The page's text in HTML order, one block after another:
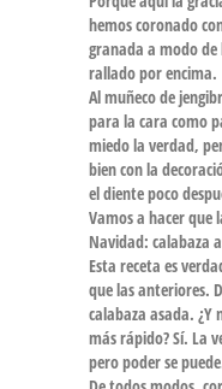
hemos coronado
granada a modo de
rallado por encima.
Al muñeco de
para la cara como
miedo la verdad,
bien con la
el diente poco
Vamos a hacer que
Navidad: calabaza
Esta receta es
que las anteriores.
calabaza asada. ¿Y
más rápido? Sí. La
pero poder se